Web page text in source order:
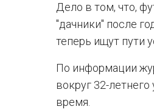
Дело в том, что,
"дачники" после
теперь ищут пути
По информации
вокруг 32-
время.